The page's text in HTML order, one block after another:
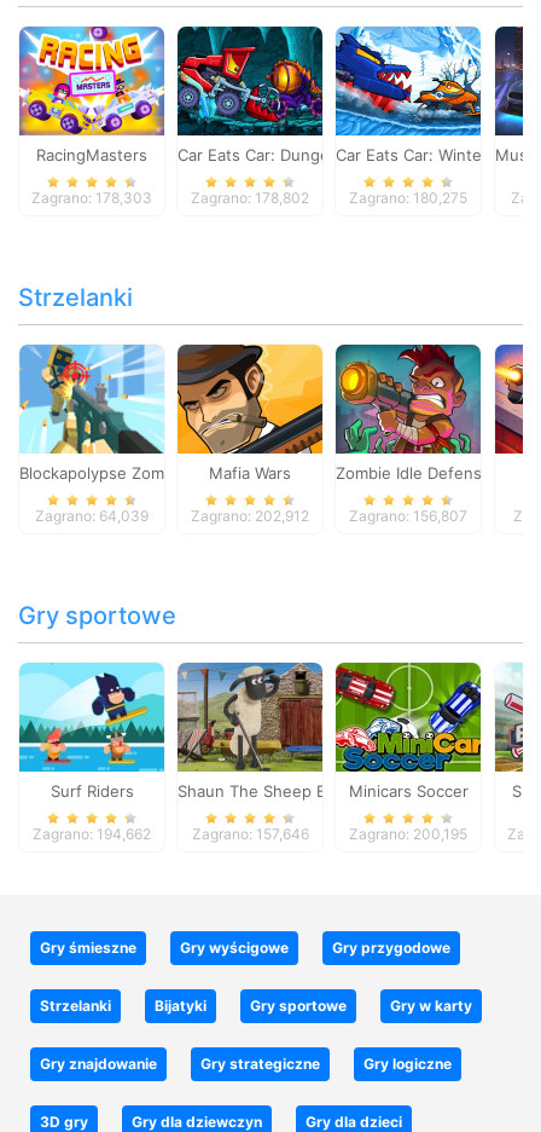
RacingMasters
Zagrano: 178,303
Car Eats Car: Dungeon Adventure
Zagrano: 178,802
Car Eats Car: Winter
Zagrano: 180,275
Strzelanki
Blockapolypse Zombie Shooter
Zagrano: 64,039
Mafia Wars
Zagrano: 202,912
Zombie Idle Defense
Zagrano: 156,807
Gry sportowe
Surf Riders
Zagrano: 194,662
Shaun The Sheep Baahmy Golf
Zagrano: 157,646
Minicars Soccer
Zagrano: 200,195
Gry śmieszne Gry wyścigowe Gry przygodowe
Strzelanki Bijatyki Gry sportowe Gry w karty
Gry znajdowanie Gry strategiczne Gry logiczne
3D gry Gry dla dziewczyn Gry dla dzieci